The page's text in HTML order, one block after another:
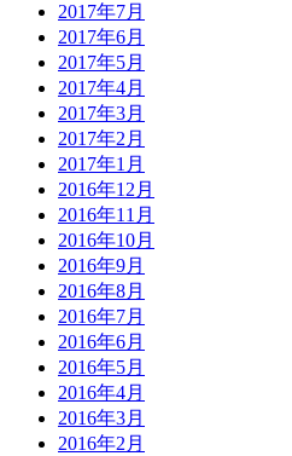
2017年7月
2017年6月
2017年5月
2017年4月
2017年3月
2017年2月
2017年1月
2016年12月
2016年11月
2016年10月
2016年9月
2016年8月
2016年7月
2016年6月
2016年5月
2016年4月
2016年3月
2016年2月